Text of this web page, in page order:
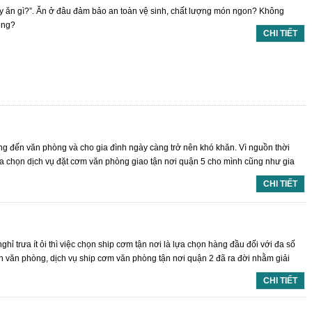
gì?”. Ăn ở đâu đảm bảo an toàn vệ sinh, chất lượng món ngon? Không
CHI TIẾT
đến văn phòng và cho gia đình ngày càng trở nên khó khăn. Vì nguồn thời
dịch vụ đặt cơm văn phòng giao tận nơi quận 5 cho mình cũng như gia
CHI TIẾT
trưa ít ỏi thì việc chọn ship cơm tận nơi là lựa chọn hàng đầu đối với đa số
phòng, dịch vụ ship cơm văn phòng tận nơi quận 2 đã ra đời nhằm giải
CHI TIẾT